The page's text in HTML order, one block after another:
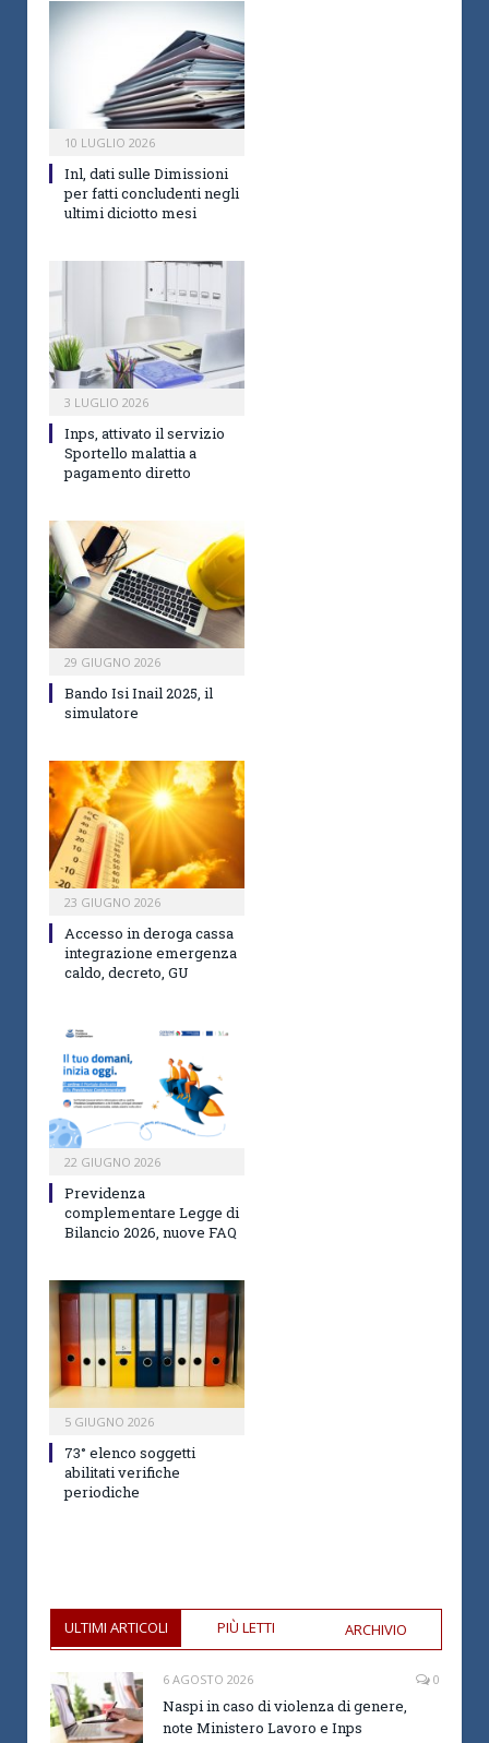
10 LUGLIO 2026
Inl, dati sulle Dimissioni
per fatti concludenti negli
ultimi diciotto mesi
3 LUGLIO 2026
Inps, attivato il servizio
Sportello malattia a
pagamento diretto
29 GIUGNO 2026
Bando Isi Inail 2025, il
simulatore
23 GIUGNO 2026
Accesso in deroga cassa
integrazione emergenza
caldo, decreto, GU
22 GIUGNO 2026
Previdenza
complementare Legge di
Bilancio 2026, nuove FAQ
5 GIUGNO 2026
73° elenco soggetti
abilitati verifiche
periodiche
ULTIMI ARTICOLI PIÙ LETTI ARCHIVIO
6 AGOSTO 2026 0
Naspi in caso di violenza di genere,
note Ministero Lavoro e Inps